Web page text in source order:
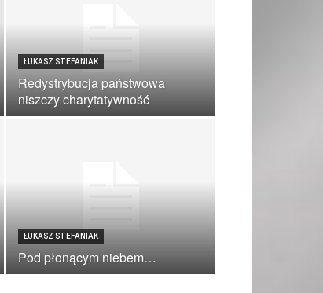
ŁUKASZ STEFANIAK
Redystrybucja państwowa
niszczy charytatywność
ŁUKASZ STEFANIAK
Pod płonącym niebem…